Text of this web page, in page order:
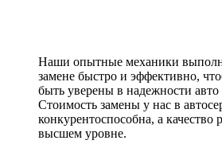
Наши опытные механики
замене быстро и эффективно,
быть уверены в надежности авто
Стоимость замены у нас в
конкурентоспособна, а качество
высшем уровне.